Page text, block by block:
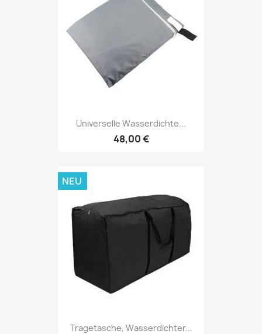
Universelle Wasserdichte...
48,00 €
Tragetasche, Wasserdichter...
NEU